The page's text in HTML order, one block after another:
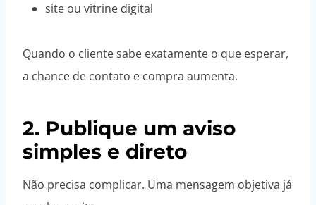
site ou vitrine digital
Quando o cliente sabe exatamente o que esperar,
a chance de contato e compra aumenta.
2. Publique um aviso
simples e direto
Não precisa complicar. Uma mensagem objetiva já